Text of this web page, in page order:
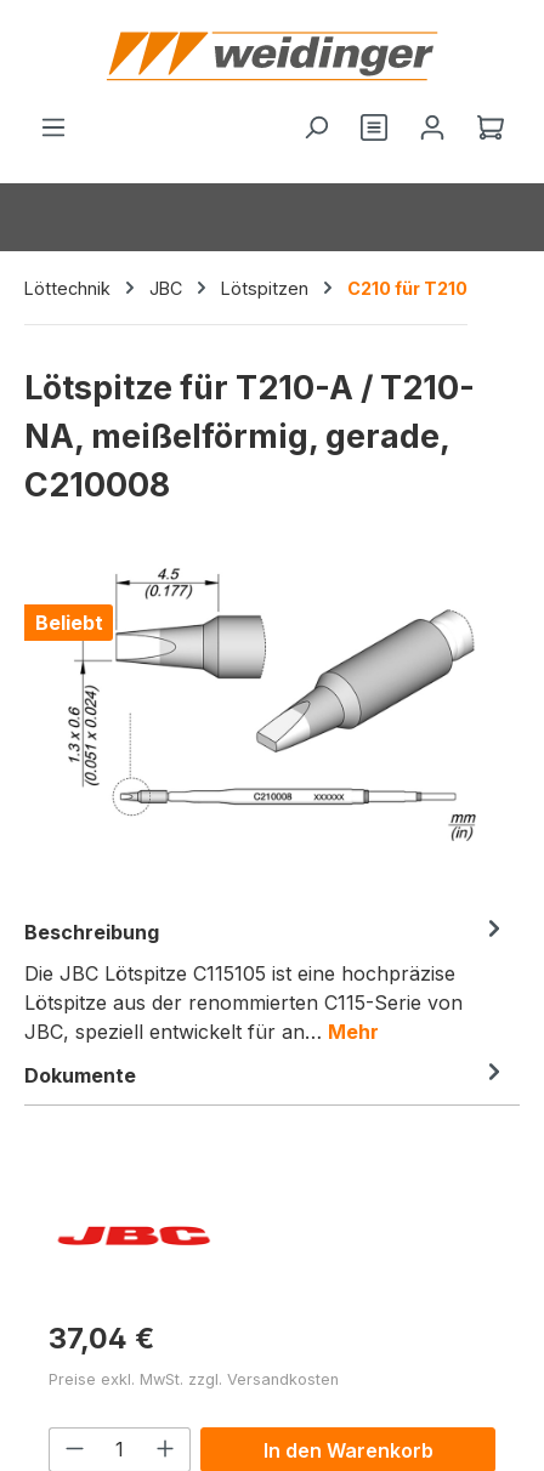
springen
Du hast 0
Löttechnik JBC Lötspitzen C210 für T210
Lötspitze für T210-A / T210-
NA, meißelförmig, gerade,
C210008
Bildergalerie überspringen
Beliebt
Beschreibung
Die JBC Lötspitze C115105 ist eine hochpräzise
Lötspitze aus der renommierten C115-Serie von
JBC, speziell entwickelt für an… Mehr
Dokumente
37,04 €
Preise exkl. MwSt. zzgl. Versandkosten
Produkt Anzahl: Gib den
In den Warenkorb